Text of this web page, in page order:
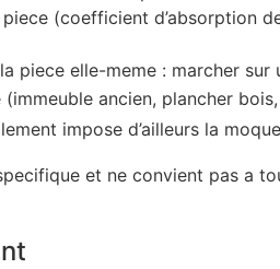
(coefficient d’absorption
piece elle-meme : marcher sur
ancien, plancher
impose d’ailleurs la
et ne convient pas a